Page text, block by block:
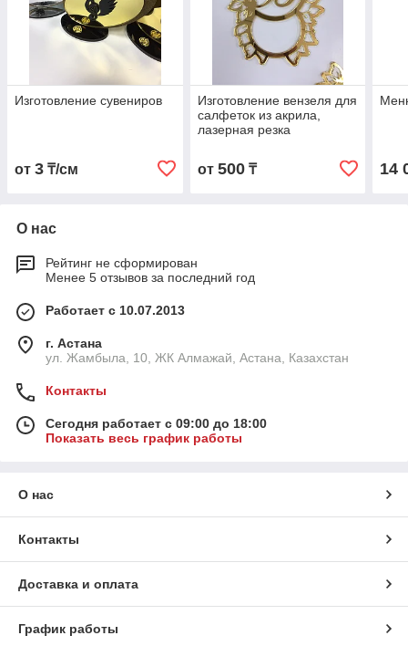
Изготовление сувениров
от 3 ₸/см
Изготовление вензеля для
салфеток из акрила,
лазерная резка
от 500₸ 14
О нас
Рейтинг не сформирован
Менее 5 отзывов за последний год
Работает с 10.07.2013
г. Астана
ул. Жамбыла, 10, ЖК Алмажай, Астана, Казахстан
Контакты
Сегодня работает с 09:00 до 18:00
Показать весь график работы
О нас
Контакты
Доставка и оплата
График работы